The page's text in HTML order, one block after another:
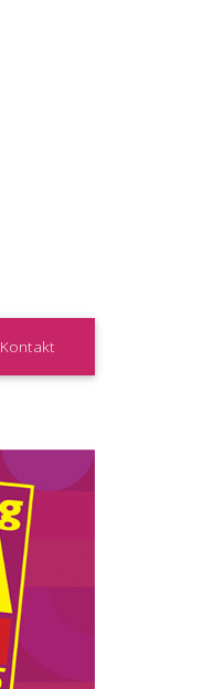
Kontakt